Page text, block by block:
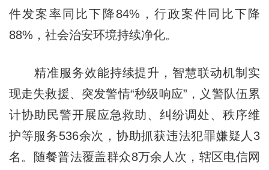
件发案率同比下降84%，行政案件同比下降
88%，社会治安环境持续净化。
精准服务效能持续提升，智慧联动机制实
现走失救援、突发警情“秒级响应”，义警队伍累
计协助民警开展应急救助、纠纷调处、秩序维
护等服务536余次，协助抓获违法犯罪嫌疑人3
名。随餐普法覆盖群众8万余人次，辖区电信网